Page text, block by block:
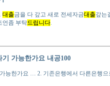
대출금을 다 갚고 새로 전세자금대출갚는
언좀 부탁드립니다.
가능한가요 내공100
가능한가요 … 2. 기존은행에서 다른은행으